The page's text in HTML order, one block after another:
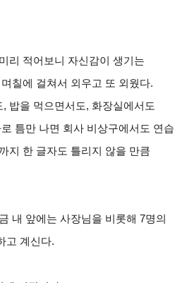
리 적어보니 자신감이 생기는
칠에 걸쳐서 외우고 또 외웠다.
밥을 먹으면서도, 화장실에서도
틈만 나면 회사 비상구에서도 연습
지 한 글자도 틀리지 않을 만큼
내 앞에는 사장님을 비롯해 7명의
고 계신다.